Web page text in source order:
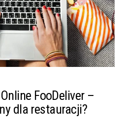
FooDeliver –
dla restauracji?